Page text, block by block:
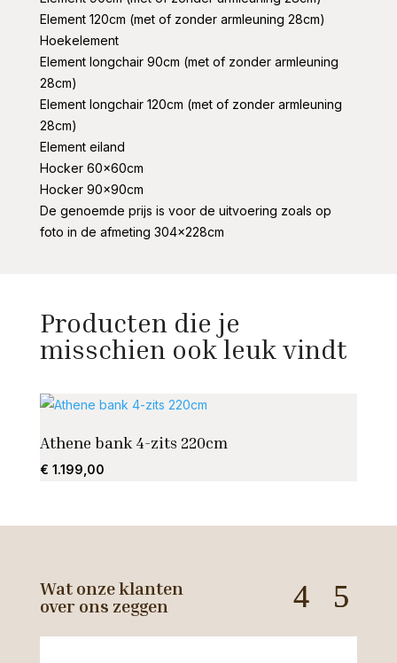
Element 120cm (met of zonder armleuning 28cm)
Hoekelement
Element longchair 90cm (met of zonder armleuning
28cm)
Element longchair 120cm (met of zonder armleuning
28cm)
Element eiland
Hocker 60x60cm
Hocker 90x90cm
De genoemde prijs is voor de uitvoering zoals op
foto in de afmeting 304x228cm
Producten die je
misschien ook leuk vindt
Athene bank 4-zits 220cm
€ 1.199,00
Wat onze klanten
over ons zeggen